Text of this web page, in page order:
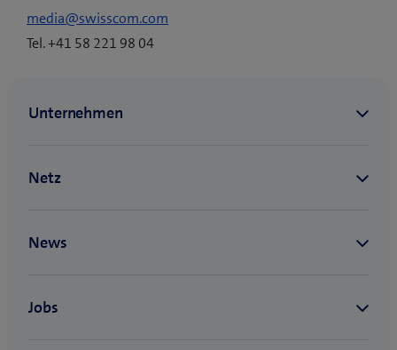
media@swisscom.com
Tel. +41 58 221 98 04